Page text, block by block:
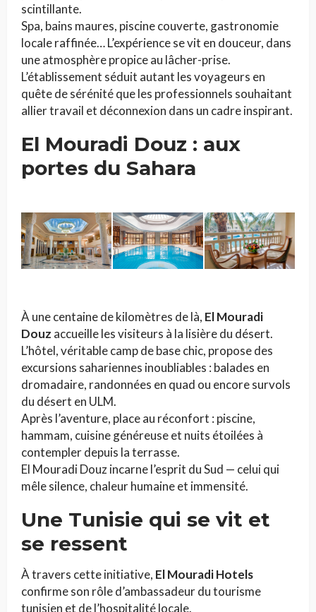
scintillante.
Spa, bains maures, piscine couverte, gastronomie
locale raffinée… L’expérience se vit en douceur, dans
une atmosphère propice au lâcher-prise.
L’établissement séduit autant les voyageurs en
quête de sérénité que les professionnels souhaitant
allier travail et déconnexion dans un cadre inspirant.
El Mouradi Douz : aux
portes du Sahara
À une centaine de kilomètres de là, El Mouradi
Douz accueille les visiteurs à la lisière du désert.
L’hôtel, véritable camp de base chic, propose des
excursions sahariennes inoubliables : balades en
dromadaire, randonnées en quad ou encore survols
du désert en ULM.
Après l’aventure, place au réconfort : piscine,
hammam, cuisine généreuse et nuits étoilées à
contempler depuis la terrasse.
El Mouradi Douz incarne l’esprit du Sud — celui qui
mêle silence, chaleur humaine et immensité.
Une Tunisie qui se vit et
se ressent
À travers cette initiative, El Mouradi Hotels
confirme son rôle d’ambassadeur du tourisme
tunisien et de l’hospitalité locale.